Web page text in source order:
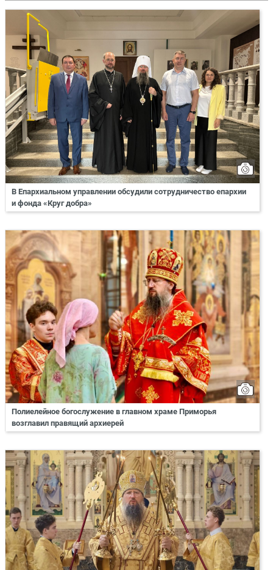
В Епархиальном управлении обсудили сотрудничество епархии
и фонда «Круг добра»
Полиелейное богослужение в главном храме Приморья
возглавил правящий архиерей